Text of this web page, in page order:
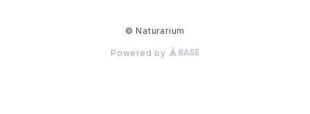
© Naturarium
Powered by